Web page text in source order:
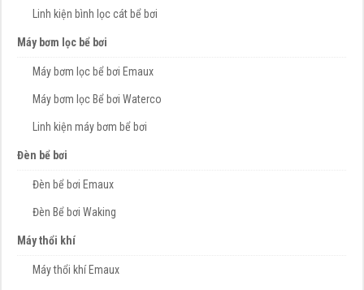
Linh kiện bình lọc cát bể bơi
Máy bơm lọc bể bơi
Máy bơm lọc bể bơi Emaux
Máy bơm lọc Bể bơi Waterco
Linh kiện máy bơm bể bơi
Đèn bể bơi
Đèn bể bơi Emaux
Đèn Bể bơi Waking
Máy thổi khí
Máy thổi khí Emaux